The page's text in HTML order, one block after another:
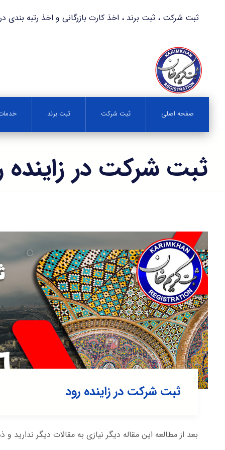
ثبت شرکت ، ثبت برند ، اخذ کارت بازرگانی و اخذ رتبه بندی در کمترین
صفحه اصلی ثبت شرکت ثبت برند
ثبت شرکت در زاينده
ثبت شرکت در زاينده رود
بعد از مطالعه این مقاله دیگر نیازی به مقالات دیگر ندارید